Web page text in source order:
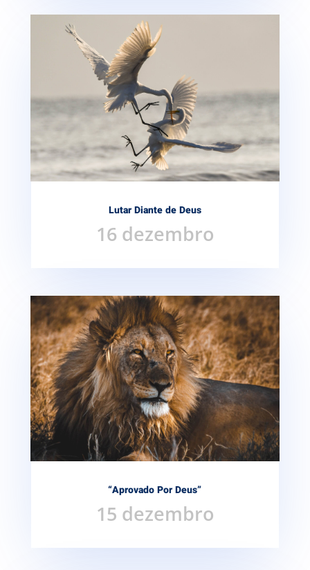
Lutar Diante de Deus
16 dezembro
“Aprovado Por Deus”
15 dezembro